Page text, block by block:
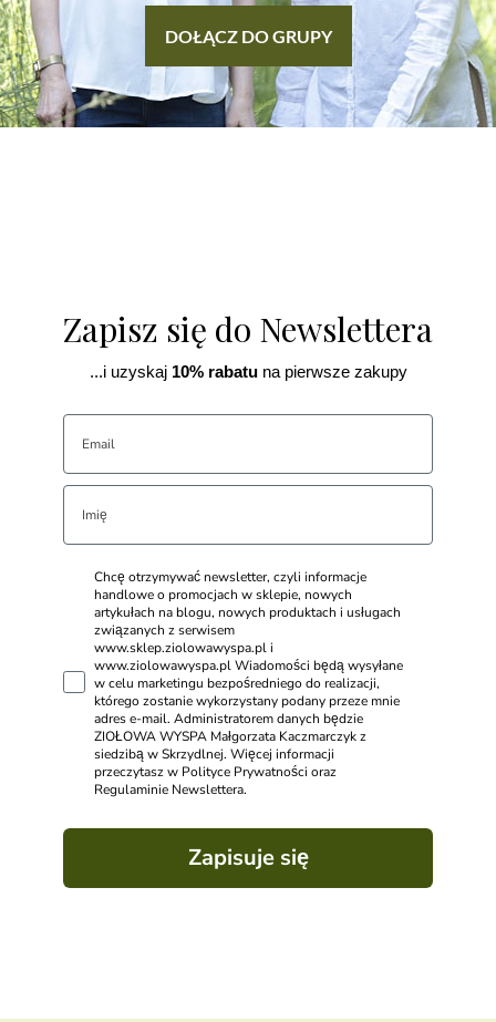
DOŁĄCZ DO GRUPY
Zapisz się do Newslettera
...i uzyskaj10% rabatuna pierwsze zakupy
Chcę otrzymywać newsletter, czyli informacje
handlowe o promocjach w sklepie, nowych
artykułach na blogu, nowych produktach i usługach
związanych z serwisem
www.sklep.ziolowawyspa.pl i
www.ziolowawyspa.pl Wiadomości będą wysyłane
w celu marketingu bezpośredniego do realizacji,
którego zostanie wykorzystany podany przeze mnie
adres e-mail. Administratorem danych będzie
ZIOŁOWA WYSPA Małgorzata Kaczmarczyk z
siedzibą w Skrzydlnej. Więcej informacji
przeczytasz w Polityce Prywatności oraz
Regulaminie Newslettera.
Zapisuje się